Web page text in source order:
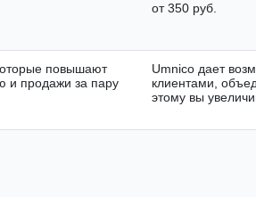
от 350 руб.
повышают
и продажи за пару
Umnico дает
клиентами,
этому вы